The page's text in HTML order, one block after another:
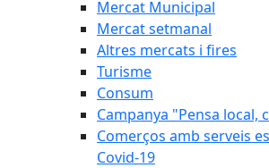
Mercat Municipal
Mercat setmanal
Altres mercats i fires
Turisme
Consum
Campanya "Pensa local,
Comerços amb serveis
Covid-19